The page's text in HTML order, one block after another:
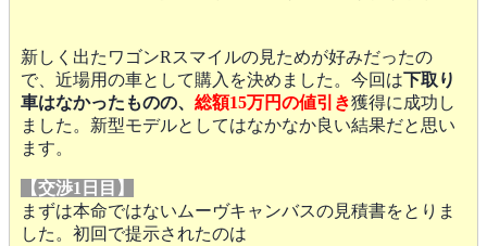
新しく出たワゴンRスマイルの見ためが好みだったの
で、近場用の車として購入を決めました。今回は下取り
車はなかったものの、 総額15万円の値引き獲得に成功し
ました。新型モデルとしてはなかなか良い結果だと思い
ます。
【交渉1日目】
まずは本命ではないムーヴキャンバスの見積書をとりま
した。初回で提示されたのは